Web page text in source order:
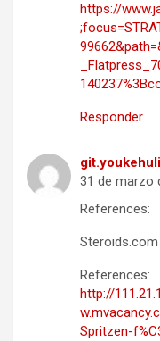
https://
Responder
31 de marzo
References:
References:
http://
Spritzen-